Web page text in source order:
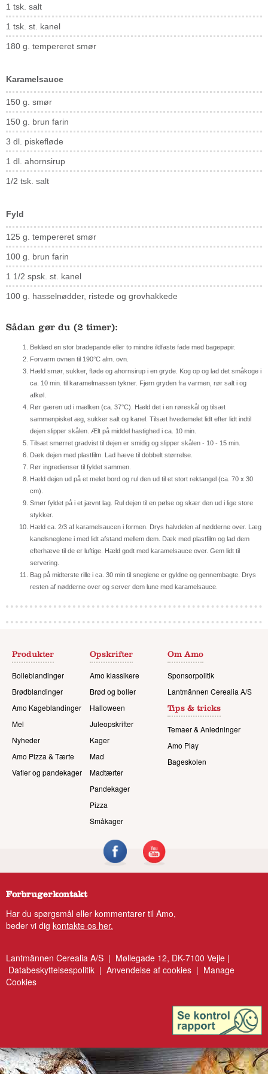
1 tsk. salt
1 tsk. st. kanel
180 g. tempereret smør
Karamelsauce
150 g. smør
150 g. brun farin
3 dl. piskefløde
1 dl. ahornsirup
1/2 tsk. salt
Fyld
125 g. tempereret smør
100 g. brun farin
1 1/2 spsk. st. kanel
100 g. hasselnødder, ristede og grovhakkede
Sådan gør du (2 timer):
Beklæd en stor bradepande eller to mindre ildfaste fade med bagepapir.
Forvarm ovnen til 190°C alm. ovn.
Hæld smør, sukker, fløde og ahornsirup i en gryde. Kog op og lad det småkoge i
ca. 10 min. til karamelmassen tykner. Fjern gryden fra varmen, rør salt i og
afkøl.
Rør gæren ud i mælken (ca. 37°C). Hæld det i en røreskål og tilsæt
sammenpisket æg, sukker salt og kanel. Tilsæt hvedemelet lidt efter lidt indtil
dejen slipper skålen. Ælt på middel hastighed i ca. 10 min.
Tilsæt smørret gradvist til dejen er smidig og slipper skålen - 10 - 15 min.
Dæk dejen med plastfilm. Lad hæve til dobbelt størrelse.
Rør ingredienser til fyldet sammen.
Hæld dejen ud på et melet bord og rul den ud til et stort rektangel (ca. 70 x 30
cm).
Smør fyldet på i et jævnt lag. Rul dejen til en pølse og skær den ud i lige store
stykker.
Hæld ca. 2/3 af karamelsaucen i formen. Drys halvdelen af nødderne over. Læg
kanelsneglene i med lidt afstand mellem dem. Dæk med plastfilm og lad dem
efterhæve til de er luftige. Hæld godt med karamelsauce over. Gem lidt til
servering.
Bag på midterste rille i ca. 30 min til sneglene er gyldne og gennembagte. Drys
resten af nødderne over og server dem lune med karamelsauce.
Produkter
Bolleblandinger
Brødblandinger
Amo Kageblandinger
Mel
Nyheder
Amo Pizza & Tærte
Vafler og pandekager
Opskrifter
Amo klassikere
Brød og boller
Halloween
Juleopskrifter
Kager
Mad
Madtærter
Pandekager
Pizza
Småkager
Om Amo
Sponsorpolitik
Lantmännen Cerealia A/S
Tips & tricks
Temaer & Anledninger
Amo Play
Bageskolen
Forbrugerkontakt
Har du spørgsmål eller kommentarer til Amo,
beder vi dig kontakte os her.
Lantmännen Cerealia A/S | Møllegade 12, DK-7100 Vejle |
Databeskyttelsespolitik | Anvendelse af cookies | Manage
Cookies